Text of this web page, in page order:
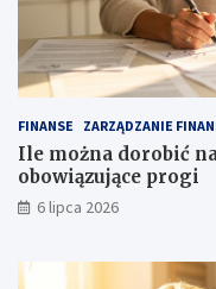
FINANSE ZARZĄDZANIE
Ile można dorobić
obowiązujące progi
6 lipca 2026